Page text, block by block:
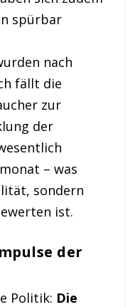
spürbar
nach
fällt die
zur
der
– was
sondern
ist.
der
Politik: Die